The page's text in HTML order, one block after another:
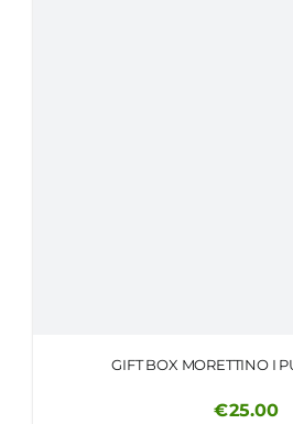
GIFT BOX MORETTINO I
€25.00